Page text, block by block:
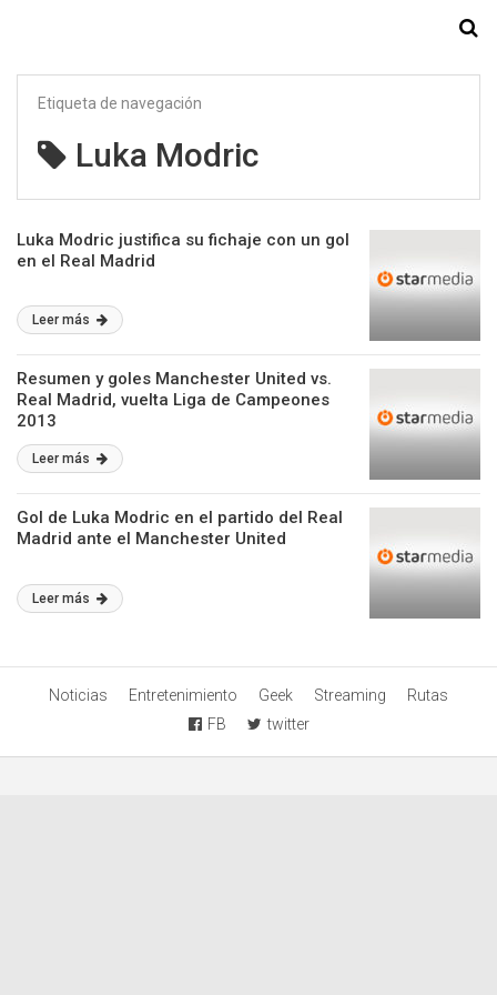
Etiqueta de navegación
Luka Modric
Luka Modric justifica su fichaje con un gol
en el Real Madrid
Leer más
Resumen y goles Manchester United vs.
Real Madrid, vuelta Liga de Campeones
2013
Leer más
Gol de Luka Modric en el partido del Real
Madrid ante el Manchester United
Leer más
Noticias Entretenimiento Geek Streaming
Rutas
FB
twitter